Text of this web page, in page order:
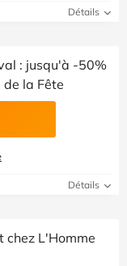
Détails
: jusqu'à -50%
de la Fête
Détails
chez L'Homme